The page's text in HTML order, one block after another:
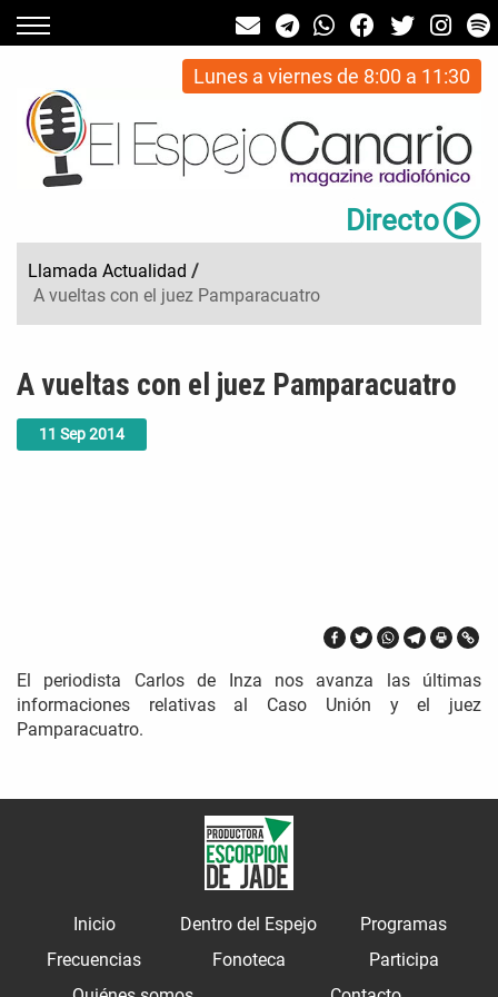
Lunes a viernes de 8:00 a 11:30
Directo
Llamada Actualidad /
A vueltas con el juez Pamparacuatro
11 Sep2014
A vueltas con el juez Pamparacuatro
El periodista Carlos de Inza nos avanza las últimas
informaciones relativas al Caso Unión y el juez
Pamparacuatro.
Inicio Dentro del Espejo
Programas
Frecuencias
Fonoteca
Participa